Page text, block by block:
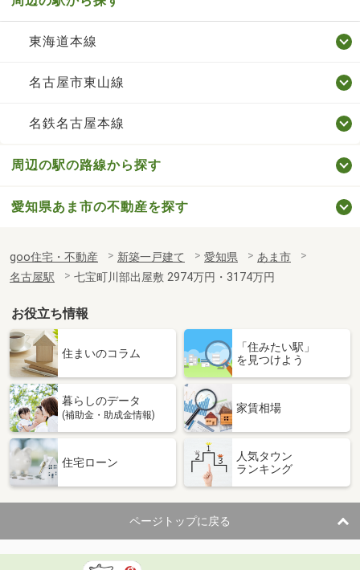
東海道本線
名古屋市東山線
名鉄名古屋本線
周辺の駅の路線から探す
愛知県あま市の不動産を探す
goo住宅・不動産 新築一戸建て 愛知県
あま市
名古屋駅
七宝町川部出屋敷 2974万円・3174万円
お役立ち情報
住まいのコラム
「住みたい駅」
を見つけよう
暮らしのデータ
(補助金・助成金情報)
家賃相場
住宅ローン
人気タウン
ランキング
ページトップに戻る